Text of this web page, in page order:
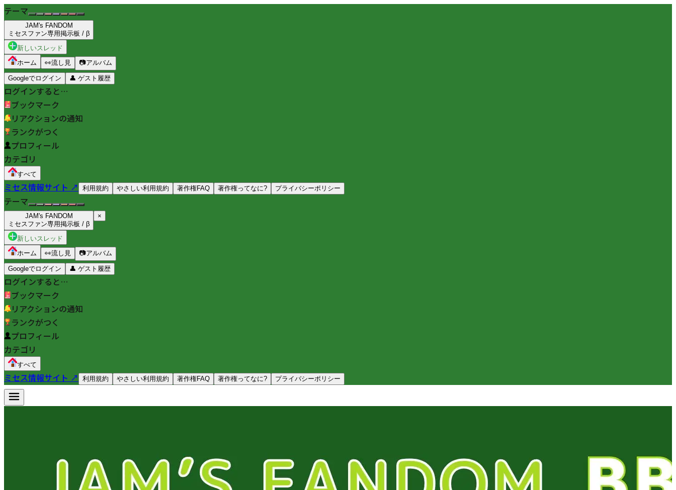
テーマ
JAM's FANDOM
ミセスファン専用掲示板 / β
新しいスレッド
ホーム
👀流し見 📷アルバム
Googleでログイン 👤 ゲスト履歴
ログインすると…
ブックマーク
リアクションの通知
ランクがつく
プロフィール
カテゴリ
すべて
ミセス情報サイト ↗ 利用規約 やさしい利用規約 著作権FAQ 著作権ってなに? プライバシーポリシー
テーマ
JAM's FANDOM
ミセスファン専用掲示板 / β
×
新しいスレッド
ホーム
👀流し見 📷アルバム
Googleでログイン 👤 ゲスト履歴
ログインすると…
ブックマーク
リアクションの通知
ランクがつく
プロフィール
カテゴリ
すべて
ミセス情報サイト ↗ 利用規約 やさしい利用規約 著作権FAQ 著作権ってなに? プライバシーポリシー